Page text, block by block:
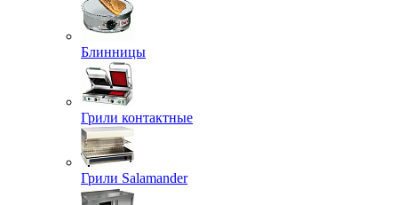
Блинницы
Грили контактные
Грили Salamander